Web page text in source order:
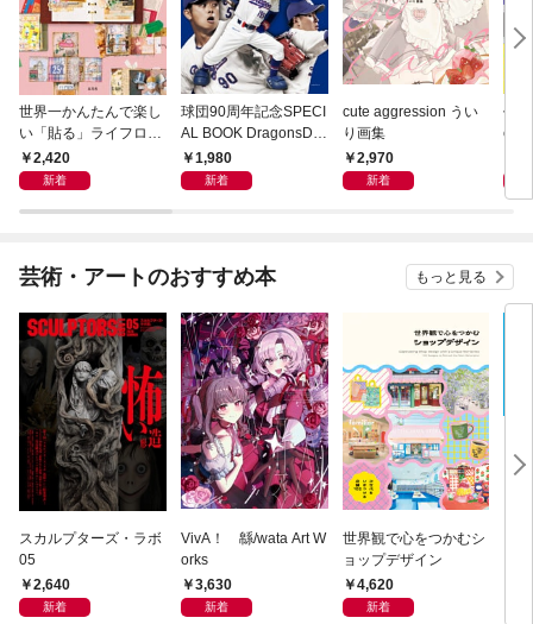
世界一かんたんで楽し
い「貼る」ライフログ
ジャンクジャーナルの
はじめ方
2,420
新着
球団90周年記念SPECI
AL BOOK DragonsDa
ys 2026
1,980
新着
cute aggression うい
り画集
2,970
新着
作
cts
芸術・アートのおすすめ本 もっと見る
スカルプターズ・ラボ
05
2,640
新着
VivA！ 緜/wata Art W
orks
3,630
新着
世界観で心をつかむシ
ョップデザイン
4,620
新着